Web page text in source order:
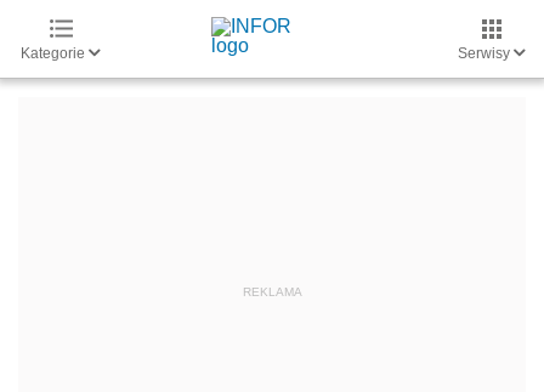
Kategorie Serwisy